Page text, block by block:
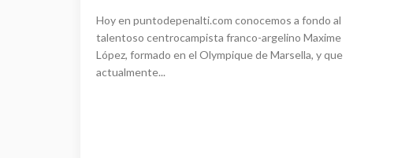
Hoy en puntodepenalti.com conocemos a fondo al
talentoso centrocampista franco-argelino Maxime
López, formado en el Olympique de Marsella, y que
actualmente...